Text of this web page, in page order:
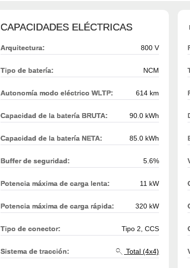
CAPACIDADES ELÉCTRICAS
Arquitectura: 800 V
Tipo de batería: NCM
Autonomía modo eléctrico WLTP: 614 km
Capacidad de la batería BRUTA: 90.0 kWh
Capacidad de la batería NETA: 85.0 kWh
Buffer de seguridad: 5.6%
Potencia máxima de carga lenta: 11 kW
Potencia máxima de carga rápida: 320 kW
Tipo de conector: Tipo 2, CCS
Sistema de tracción: Total (4x4)